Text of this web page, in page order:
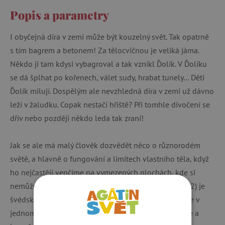
Popis a parametry
I obyčejná díra v zemi může být kouzelný svět. Tak opatrně
s tím bagrem a betonem! Za tělocvičnou je veliká jáma.
Někdo ji tam kdysi vybagroval a tak vznikl Ďolík. V Ďolíku
se dá šplhat po kořenech, válet sudy, hrabat tunely… Děti
Ďolík milují. Dospělým ale nevzhledná díra v zemi už dávno
leží v žaludku. Copak nestačí hřiště? Při tomhle divočení se
dřív nebo později někdo leda tak zraní!
Jak se ale má malý člověk dozvědět něco o různorodém
světě, a hlavně o fungování a limitech vlastního těla, když
ho nejčastěji venčíme na vymezených plochách, kde si
nemůže ani odřít koleno? Emma AdBageová(nar. 1982) je
švédská autorka dětských knih a výjimečná výtvarnice v
jednom. Patří k nejvýraznějším talentům své generace a